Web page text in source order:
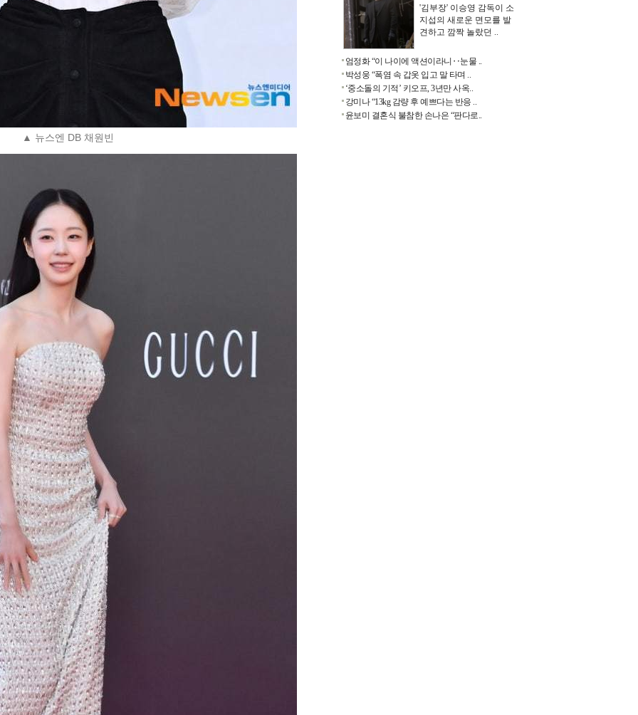
▲ 뉴스엔 DB 채원빈
'김부장' 이승영 감독이 소
지섭의 새로운 면모를 발
견하고 깜짝 놀랐던 ..
엄정화 “이 나이에 액션이라니‥눈물 ..
박성웅 “폭염 속 갑옷 입고 말 타며 ..
‘중소돌의 기적’ 키오프, 3년만 사옥..
강미나 “13kg 감량 후 예쁘다는 반응 ..
윤보미 결혼식 불참한 손나은 “판다로..